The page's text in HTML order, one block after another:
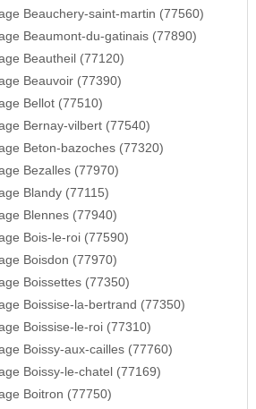
Beauchery-saint-martin (77560)
Beaumont-du-gatinais (77890)
Beautheil (77120)
Beauvoir (77390)
Bellot (77510)
Bernay-vilbert (77540)
Beton-bazoches (77320)
Bezalles (77970)
Blandy (77115)
Blennes (77940)
Bois-le-roi (77590)
Boisdon (77970)
Boissettes (77350)
Boissise-la-bertrand (77350)
Boissise-le-roi (77310)
Boissy-aux-cailles (77760)
Boissy-le-chatel (77169)
Boitron (77750)